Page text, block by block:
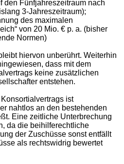
den Fünfjahreszeitraum nach
3-Jahreszeitraum);
des maximalen
von 20 Mio. € p. a. (bisher
Normen)
hiervon unberührt. Weiterhin
dass mit dem
keine zusätzlichen
entstehen.
ist
nahtlos an den bestehenden
Eine zeitliche Unterbrechung
da die beihilferechtliche
der Zuschüsse sonst entfällt
als rechtswidrig bewertet